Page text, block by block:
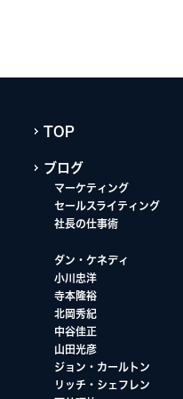
TOP
ブログ
マーケティング
セールスライティング
社長の仕事術
ダン・ケネディ
小川忠洋
寺本隆裕
北岡秀紀
中谷佳正
山田光彦
ジョン・カールトン
リッチ・シェフレン